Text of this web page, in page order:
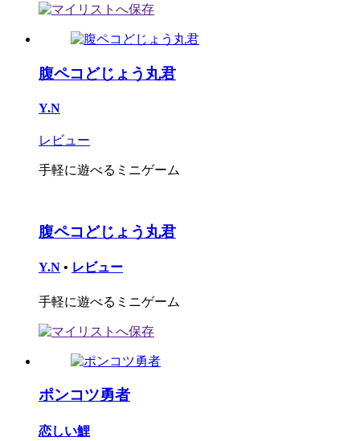
腹ペコどじょう丸君
Y.N
レビュー
手軽に遊べるミニゲーム
腹ペコどじょう丸君
Y.N • レビュー
手軽に遊べるミニゲーム
ポンコツ勇者
恋しい鯉